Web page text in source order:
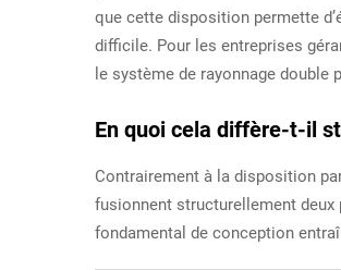
que cette disposition permette
difficile. Pour les entreprises
le système de rayonnage
En quoi cela diffère-t-il
Contrairement à la disposition
fusionnent structurellement deux
fondamental de conception